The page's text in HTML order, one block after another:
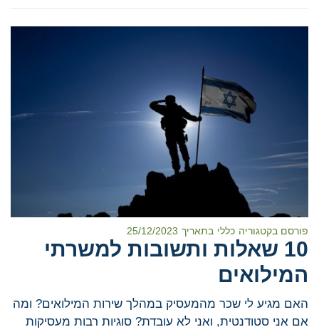
פורסם בקטגוריה כללי בתאריך 25/12/2023
10 שאלות ותשובות למשרתי
המילואים
האם מגיע לי שכר מהמעסיק במהלך שירות המילואים? ומה
אם אני סטודנטית, ואני לא עובדת? סוגיות רבות מעסיקות